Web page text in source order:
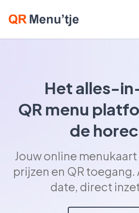
Het alles-
QR menu
de
Jouw online
prijzen en QR
date, direct